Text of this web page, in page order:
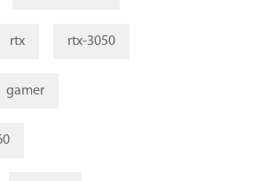
rtx rtx-3050
gamer